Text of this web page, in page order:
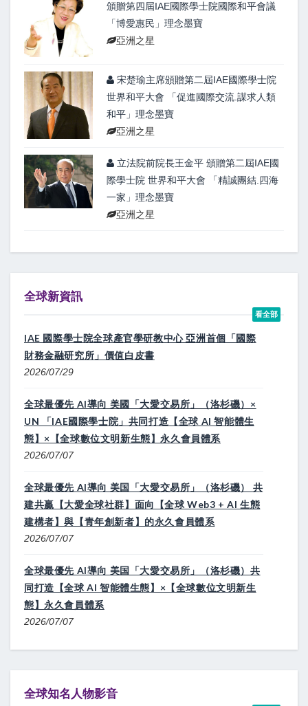
頒贈第四屆IAE國際學士院國際和平會議
「博愛惠民」理念墨寶
亞洲之星
宋楚瑜主席頒贈第二屆IAE國際學士院
世界和平大會 「促進國際交流.謀求人類
和平」理念墨寶
亞洲之星
立法院前院長王金平 頒贈第二屆IAE國
際學士院 世界和平大會 「精誠團結.四海
一家」理念墨寶
亞洲之星
全球新資訊
看全部
IAE 國際學士院全球產官學研教中心 亞洲首個「國際
財務金融研究所」價值白皮書
2026/07/29
全球最優先 AI導向 美國「大愛交易所」（洛杉磯）×
UN 「IAE國際學士院」共同打造【全球 AI 智能體生
態】×【全球數位文明新生態】永久會員體系
2026/07/07
全球最優先 AI導向 美国「大愛交易所」（洛杉磯） 共
建共贏【大愛全球社群】面向【全球 Web3 + AI 生態
建構者】與【青年創新者】的永久會員體系
2026/07/07
全球最優先 AI導向 美国「大愛交易所」（洛杉磯）共
同打造【全球 AI 智能體生態】×【全球數位文明新生
態】永久會員體系
2026/07/07
全球知名人物影音